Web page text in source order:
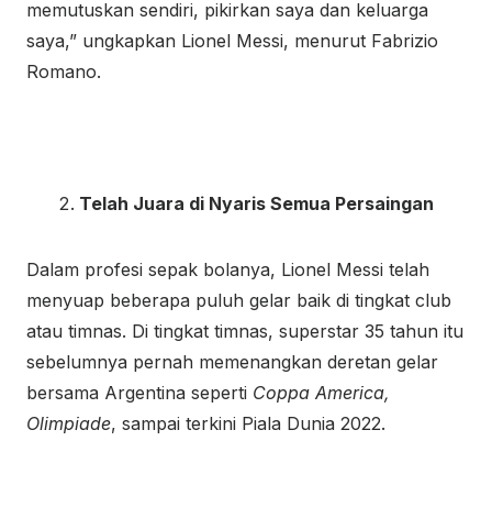
memutuskan sendiri, pikirkan saya dan keluarga
saya,” ungkapkan Lionel Messi, menurut Fabrizio
Romano.
Telah Juara di Nyaris Semua Persaingan
Dalam profesi sepak bolanya, Lionel Messi telah
menyuap beberapa puluh gelar baik di tingkat club
atau timnas. Di tingkat timnas, superstar 35 tahun itu
sebelumnya pernah memenangkan deretan gelar
bersama Argentina seperti Coppa America,
Olimpiade, sampai terkini Piala Dunia 2022.